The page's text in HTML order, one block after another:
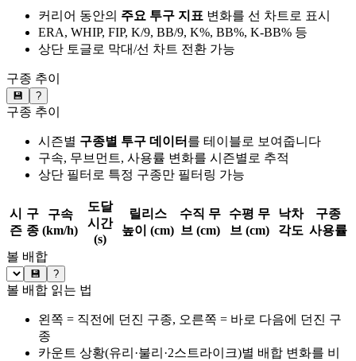
커리어 동안의 주요 투구 지표 변화를 선 차트로 표시
ERA, WHIP, FIP, K/9, BB/9, K%, BB%, K-BB% 등
상단 토글로 막대/선 차트 전환 가능
구종 추이
💾 ?
구종 추이
시즌별 구종별 투구 데이터 를 테이블로 보여줍니다
구속, 무브먼트, 사용률 변화를 시즌별로 추적
상단 필터로 특정 구종만 필터링 가능
시
즌
구
종
구속
(km/h)
도달
시간
(s)
릴리스
높이 (cm)
수직 무
브 (cm)
수평 무
브 (cm)
낙차
각도
구종
사용률
볼 배합
💾 ?
볼 배합 읽는 법
왼쪽 = 직전에 던진 구종, 오른쪽 = 바로 다음에 던진 구
종
카운트 상황(유리·불리·2스트라이크)별 배합 변화를 비